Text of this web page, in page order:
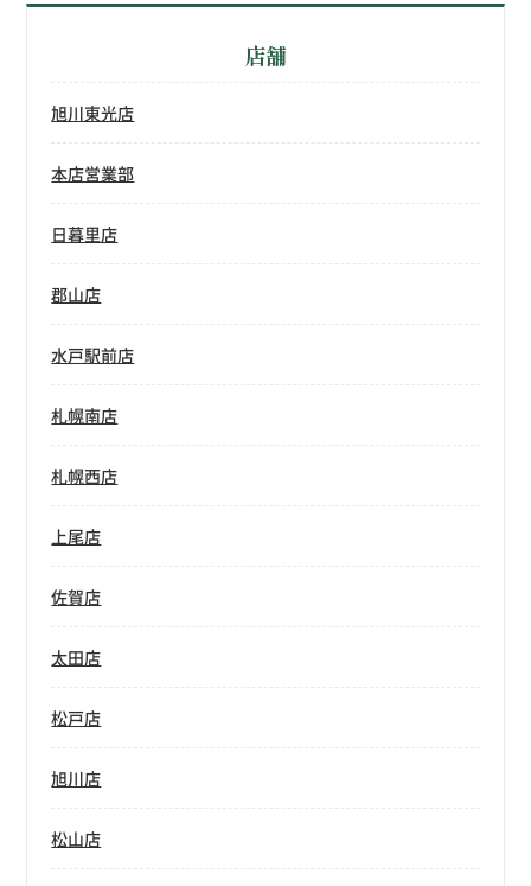
店舗
旭川東光店
本店営業部
日暮里店
郡山店
水戸駅前店
札幌南店
札幌西店
上尾店
佐賀店
太田店
松戸店
旭川店
松山店